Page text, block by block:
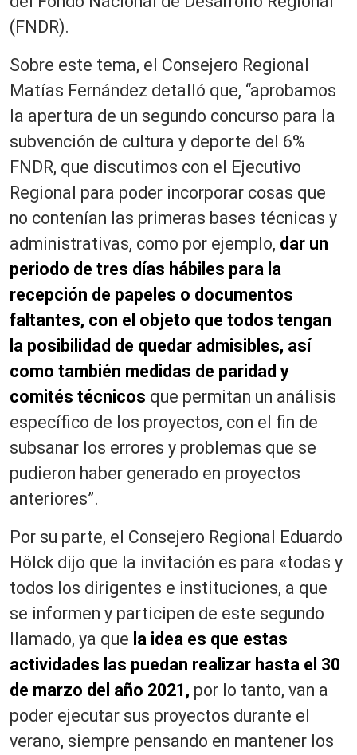
(FNDR).
Sobre este tema, el Consejero Regional
Matías Fernández detalló que, “aprobamos
la apertura de un segundo concurso para la
subvención de cultura y deporte del 6%
FNDR, que discutimos con el Ejecutivo
Regional para poder incorporar cosas que
no contenían las primeras bases técnicas y
administrativas, como por ejemplo, dar un
periodo de tres días hábiles para la
recepción de papeles o documentos
faltantes, con el objeto que todos tengan
la posibilidad de quedar admisibles, así
como también medidas de paridad y
comités técnicos que permitan un análisis
específico de los proyectos, con el fin de
subsanar los errores y problemas que se
pudieron haber generado en proyectos
anteriores”.
Por su parte, el Consejero Regional Eduardo
Hölck dijo que la invitación es para «todas y
todos los dirigentes e instituciones, a que
se informen y participen de este segundo
llamado, ya que la idea es que estas
actividades las puedan realizar hasta el 30
de marzo del año 2021, por lo tanto, van a
poder ejecutar sus proyectos durante el
verano, siempre pensando en mantener los